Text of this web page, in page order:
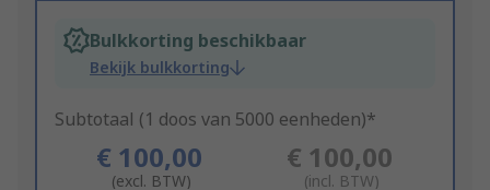
Bulkkorting beschikbaar
Bekijk bulkkorting
Subtotaal (1 doos van 5000 eenheden)*
€ 100,00
(excl. BTW)
€ 100,00
(incl. BTW)